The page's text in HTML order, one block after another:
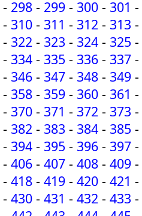
- 298 - 299 - 300 - 301 -
- 310 - 311 - 312 - 313 -
- 322 - 323 - 324 - 325 -
- 334 - 335 - 336 - 337 -
- 346 - 347 - 348 - 349 -
- 358 - 359 - 360 - 361 -
- 370 - 371 - 372 - 373 -
- 382 - 383 - 384 - 385 -
- 394 - 395 - 396 - 397 -
- 406 - 407 - 408 - 409 -
- 418 - 419 - 420 - 421 -
- 430 - 431 - 432 - 433 -